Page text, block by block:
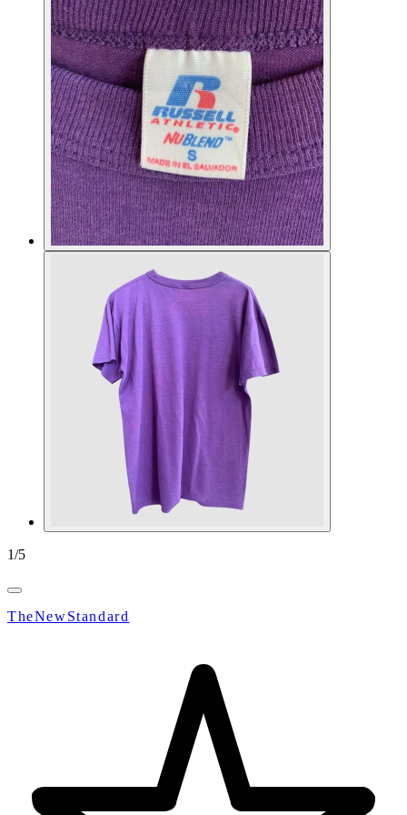
1/5
TheNewStandard